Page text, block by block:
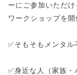
ーにご参加いただけ
ワークショップを
✅そもそもメンタル
✅身近な人（家族・